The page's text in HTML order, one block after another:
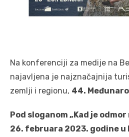
Na konferenciji za medije na
najavljena je najznačajnija
zemlji i regionu, 44.
Pod sloganom „Kad je
26. februara 2023. godine u